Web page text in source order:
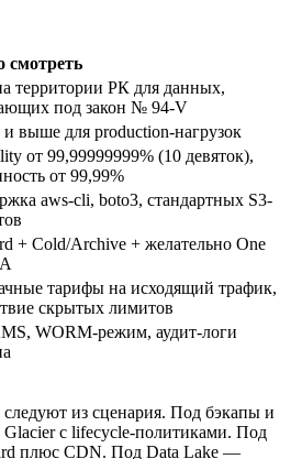
смотреть
территории РК для данных,
под закон № 94-V
выше для production-нагрузок
от 99,99999999% (10 девяток),
от 99,99%
aws-cli, boto3, стандартных S3-
+ Cold/Archive + желательно One
тарифы на исходящий трафик,
скрытых лимитов
WORM-режим, аудит-логи
из сценария. Под бэкапы и
с lifecycle-политиками. Под
плюс CDN. Под Data Lake —